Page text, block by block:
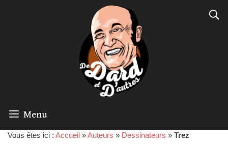
Menu
Vous êtes ici : Accueil »Auteurs » Dessinateurs » Trez